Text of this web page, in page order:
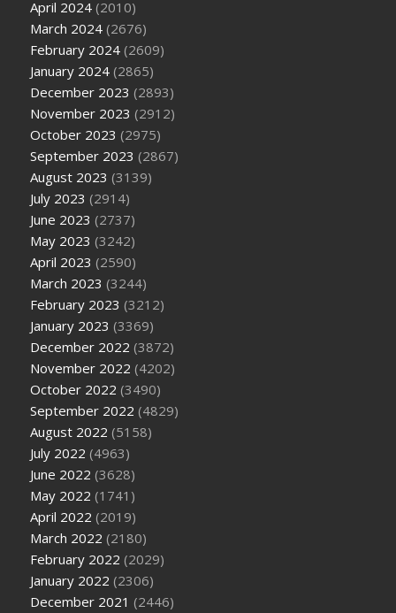
April 2024 (2010)
March 2024 (2676)
February 2024 (2609)
January 2024 (2865)
December 2023 (2893)
November 2023 (2912)
October 2023 (2975)
September 2023 (2867)
August 2023 (3139)
July 2023 (2914)
June 2023 (2737)
May 2023 (3242)
April 2023 (2590)
March 2023 (3244)
February 2023 (3212)
January 2023 (3369)
December 2022 (3872)
November 2022 (4202)
October 2022 (3490)
September 2022 (4829)
August 2022 (5158)
July 2022 (4963)
June 2022 (3628)
May 2022 (1741)
April 2022 (2019)
March 2022 (2180)
February 2022 (2029)
January 2022 (2306)
December 2021 (2446)